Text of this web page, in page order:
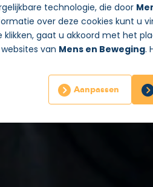
technologie, die door
over deze cookies kunt u
gaat u akkoord met het
van Mens en Beweging.
Aanpassen